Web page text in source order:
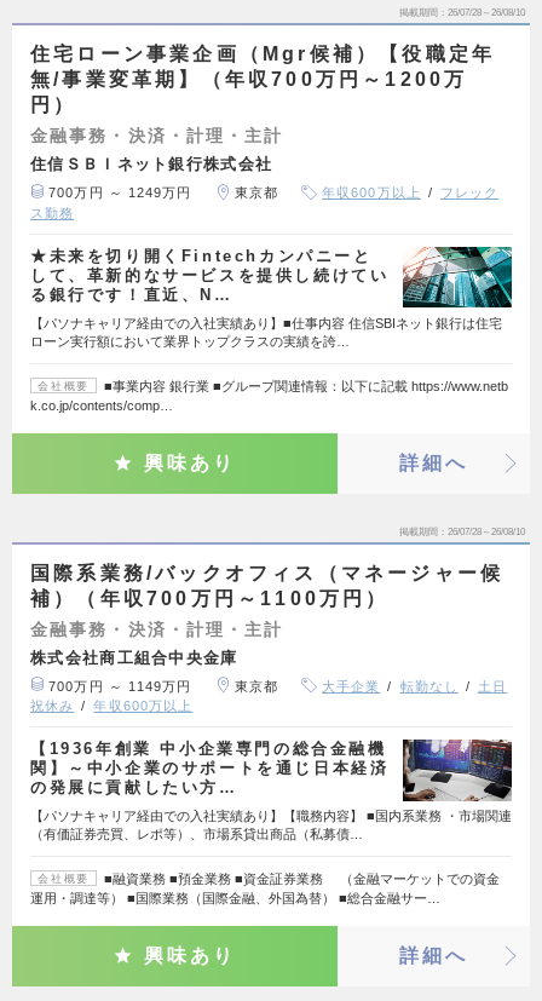
掲載期間 26/07/28～26/08/10
住宅ローン事業企画（Mgr候補）【役職定年
無/事業変革期】（年収700万円～1200万
円）
金融事務・決済・計理・主計
住信ＳＢＩネット銀行株式会社
700万円 ～ 1249万円 東京都 年収600万以上
フレック
ス勤務
★未来を切り開くFintechカンパニーと
して、革新的なサービスを提供し続けてい
る銀行です！直近、N…
【パソナキャリア経由での入社実績あり】■仕事内容 住信SBIネット銀行は住宅
ローン実行額において業界トップクラスの実績を誇…
会社概要
■事業内容 銀行業 ■グループ関連情報：以下に記載 https://www.netb
k.co.jp/contents/comp…
興味あり 詳細へ
掲載期間 26/07/28～26/08/10
国際系業務/バックオフィス（マネージャー候
補）（年収700万円～1100万円）
金融事務・決済・計理・主計
株式会社商工組合中央金庫
700万円 ～ 1149万円 東京都 大手企業 転勤なし
土日
祝休み
年収600万以上
【1936年創業 中小企業専門の総合金融機
関】～中小企業のサポートを通じ日本経済
の発展に貢献したい方…
【パソナキャリア経由での入社実績あり】【職務内容】 ■国内系業務 ・市場関連
（有価証券売買、レポ等）、市場系貸出商品（私募債…
会社概要
■融資業務 ■預金業務 ■資金証券業務 （金融マーケットでの資金
運用・調達等） ■国際業務（国際金融、外国為替） ■総合金融サー…
興味あり 詳細へ